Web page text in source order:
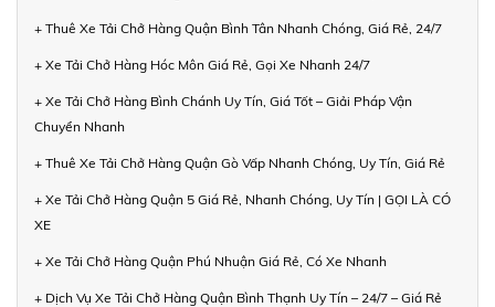
+ Thuê Xe Tải Chở Hàng Quận Bình Tân Nhanh Chóng, Giá Rẻ, 24/7
+ Xe Tải Chở Hàng Hóc Môn Giá Rẻ, Gọi Xe Nhanh 24/7
+ Xe Tải Chở Hàng Bình Chánh Uy Tín, Giá Tốt – Giải Pháp Vận
Chuyển Nhanh
+ Thuê Xe Tải Chở Hàng Quận Gò Vấp Nhanh Chóng, Uy Tín, Giá Rẻ
+ Xe Tải Chở Hàng Quận 5 Giá Rẻ, Nhanh Chóng, Uy Tín | GỌI LÀ CÓ
XE
+ Xe Tải Chở Hàng Quận Phú Nhuận Giá Rẻ, Có Xe Nhanh
+ Dịch Vụ Xe Tải Chở Hàng Quận Bình Thạnh Uy Tín – 24/7 – Giá Rẻ